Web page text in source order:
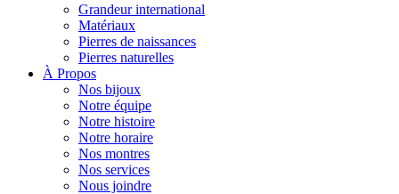
Grandeur international
Matériaux
Pierres de naissances
Pierres naturelles
À Propos
Nos bijoux
Notre équipe
Notre histoire
Notre horaire
Nos montres
Nos services
Nous joindre